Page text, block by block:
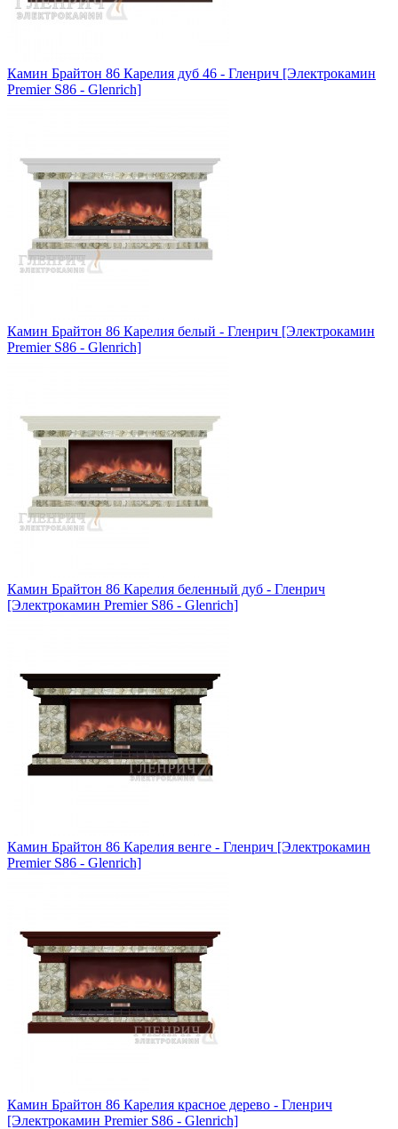
Камин Брайтон 86 Карелия дуб 46 - Гленрич [Электрокамин
Premier S86 - Glenrich]
Камин Брайтон 86 Карелия белый - Гленрич [Электрокамин
Premier S86 - Glenrich]
Камин Брайтон 86 Карелия беленный дуб - Гленрич
[Электрокамин Premier S86 - Glenrich]
Камин Брайтон 86 Карелия венге - Гленрич [Электрокамин
Premier S86 - Glenrich]
Камин Брайтон 86 Карелия красное дерево - Гленрич
[Электрокамин Premier S86 - Glenrich]